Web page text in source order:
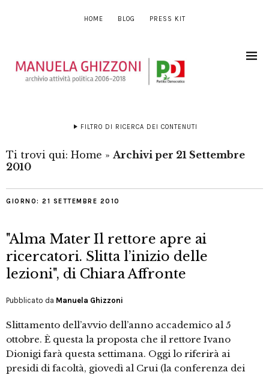
HOME BLOG PRESS KIT
FILTRO DI RICERCA DEI CONTENUTI
Ti trovi qui: Home » Archivi per 21 Settembre
2010
GIORNO: 21 SETTEMBRE 2010
"Alma Mater Il rettore apre ai
ricercatori. Slitta l’inizio delle
lezioni", di Chiara Affronte
Pubblicato da Manuela Ghizzoni
Slittamento dell’avvio dell’anno accademico al 5
ottobre. È questa la proposta che il rettore Ivano
Dionigi farà questa settimana. Oggi lo riferirà ai
presidi di facoltà, giovedì al Crui (la conferenza dei